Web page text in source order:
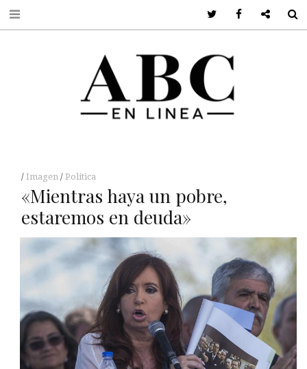
Imagen Política
«Mientras haya un pobre,
estaremos en deuda»
Twitter FacebookGoogle +